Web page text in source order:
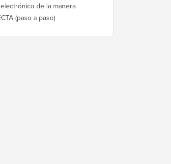
de la manera
(paso a paso)